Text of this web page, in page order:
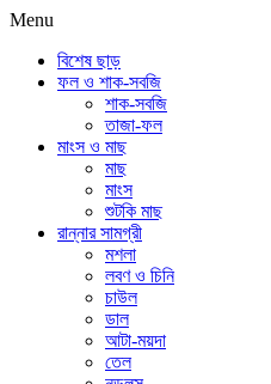
Menu
বিশেষ ছাড়
ফল ও শাক-সবজি
শাক-সবজি
তাজা-ফল
মাংস ও মাছ
মাছ
মাংস
শুটকি মাছ
রান্নার সামগ্রী
মশলা
লবণ ও চিনি
চাউল
ডাল
আটা-ময়দা
তেল